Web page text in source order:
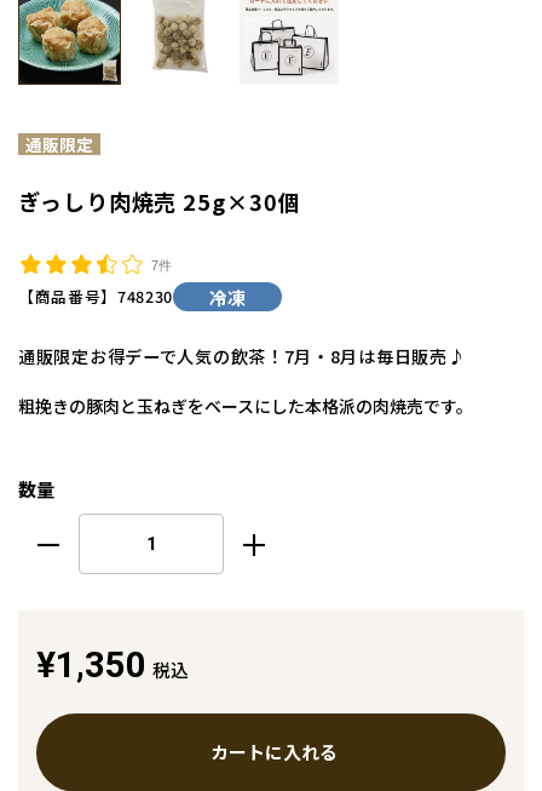
ぎっしり肉焼売 25g×30個
7件
【商品番号】 748230 冷凍
通販限定お得デーで人気の飲茶！7月・8月は毎日販売♪
粗挽きの豚肉と玉ねぎをベースにした本格派の肉焼売です。
数量
¥1,350 税込
カートに入れる